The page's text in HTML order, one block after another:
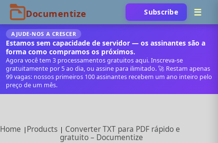
Subscribe
AJUDE‑NOS A CRESCER
Estamos sem capacidade de servidor — os assinantes são a
forma como compramos os próximos.
Agora você tem 3 processamentos gratuitos aqui. Inscreva‑se
gratuitamente por 5 ao dia, ou assine para ilimitado. 🚀 Restam apenas
99 vagas: nossos primeiros 100 assinantes recebem um ano inteiro pelo
preço de um mês.
Home Products
Converter TXT para PDF rápido e
gratuito – Documentize